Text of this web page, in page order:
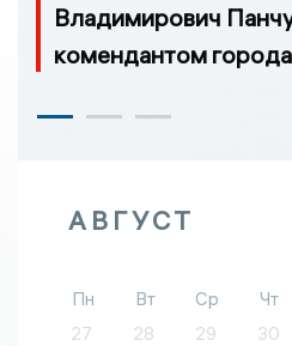
Владимирович
комендантом города
АВГУСТ
Пн Вт Ср Чт
27
28 29 30